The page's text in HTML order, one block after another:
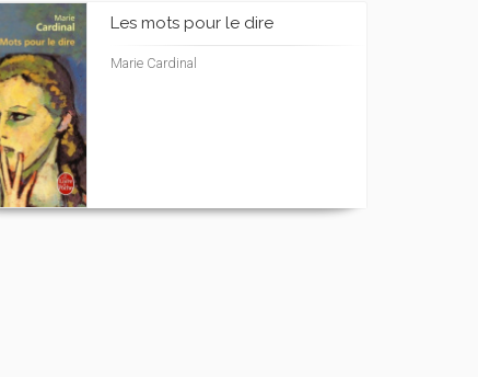
Les mots pour le dire
Marie Cardinal